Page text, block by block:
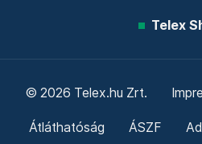
Telex
© 2026 Telex.hu Zrt.
Átláthatóság ÁSZF